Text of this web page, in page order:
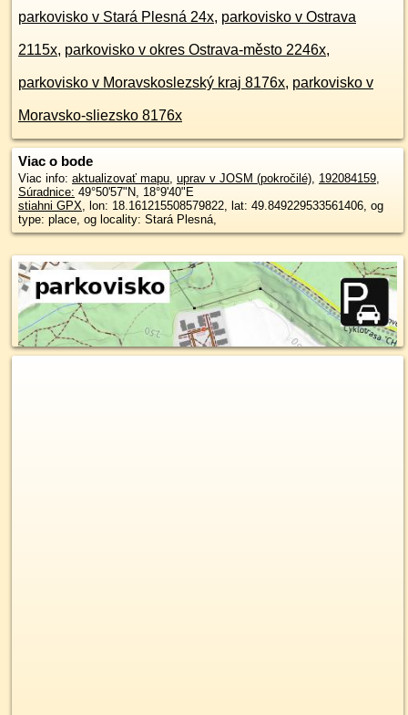
parkovisko v Stará Plesná 24x, parkovisko v Ostrava
2115x, parkovisko v okres Ostrava-město 2246x,
parkovisko v Moravskoslezský kraj 8176x, parkovisko v
Moravsko-sliezsko 8176x
Viac o bode
Viac info: aktualizovať mapu, uprav v JOSM (pokročilé), 192084159,
Súradnice: 49°50'57"N, 18°9'40"E
stiahni GPX, lon: 18.161215508579822, lat: 49.849229533561406, og
type: place, og locality: Stará Plesná,